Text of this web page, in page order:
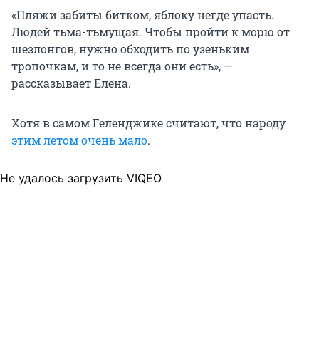
«Пляжи забиты битком, яблоку негде упасть.
Людей тьма-тьмущая. Чтобы пройти к морю от
шезлонгов, нужно обходить по узеньким
тропочкам, и то не всегда они есть», —
рассказывает Елена.
Хотя в самом Геленджике считают, что народу
этим летом очень мало.
Не удалось загрузить VIQEO